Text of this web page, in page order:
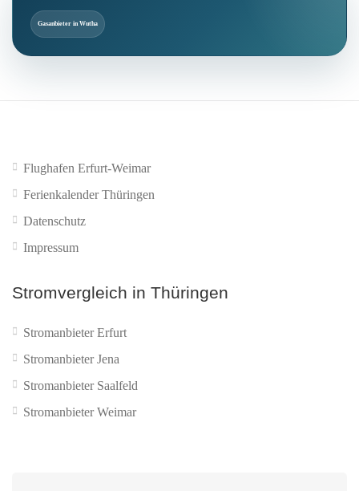
Gasanbieter in Wutha
Flughafen Erfurt-Weimar
Ferienkalender Thüringen
Datenschutz
Impressum
Stromvergleich in Thüringen
Stromanbieter Erfurt
Stromanbieter Jena
Stromanbieter Saalfeld
Stromanbieter Weimar